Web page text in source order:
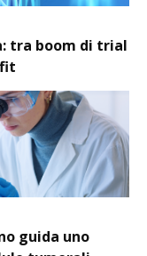
tra boom di trial
guida uno